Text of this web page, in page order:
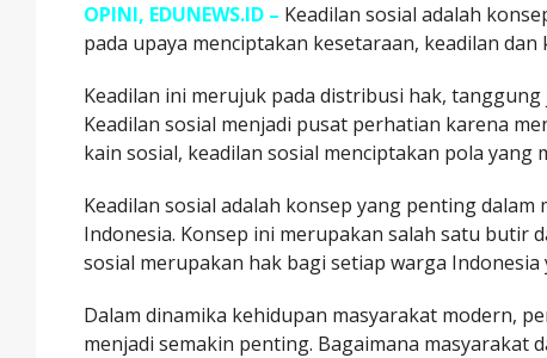
OPINI, EDUNEWS.ID – Keadilan sosial adalah
pada upaya menciptakan kesetaraan, keadilan
Keadilan ini merujuk pada distribusi hak,
Keadilan sosial menjadi pusat perhatian karena
kain sosial, keadilan sosial menciptakan pola
Keadilan sosial adalah konsep yang penting
Indonesia. Konsep ini merupakan salah satu butir
sosial merupakan hak bagi setiap warga
Dalam dinamika kehidupan masyarakat modern,
menjadi semakin penting. Bagaimana masyarakat